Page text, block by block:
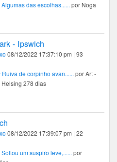
das escolhas...... por Noga
- Ipswich
08/12/2022 17:37:10 pm | 93
de corpinho avan...... por Art -
278 dias
08/12/2022 17:39:07 pm | 22
um suspiro leve,...... por